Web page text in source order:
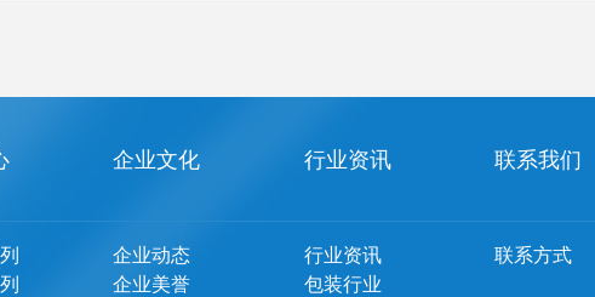
企业文化 行业资讯 联系我们
企业动态
企业美誉
行业资讯
包装行业
联系方式